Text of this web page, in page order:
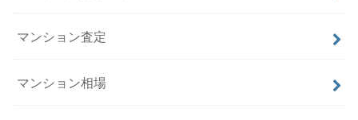
マンション査定
マンション相場